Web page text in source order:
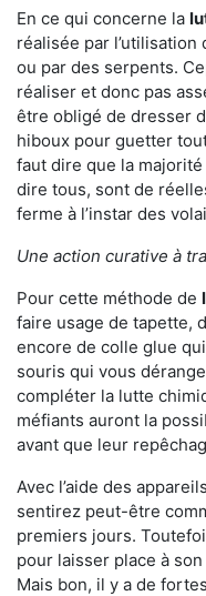
En ce qui concerne la
réalisée par
ou par des serpents.
réaliser et donc pas
être obligé de dresser
hiboux pour guetter
faut dire que la
dire tous, sont de
ferme à l’instar des
Une action curative à
Pour cette méthode de
faire usage de tapette,
encore de colle glue
souris qui vous
compléter la lutte
méfiants auront la
avant que leur
Avec l’aide des
sentirez peut-être
premiers jours.
pour laisser place à
Mais bon, il y a de